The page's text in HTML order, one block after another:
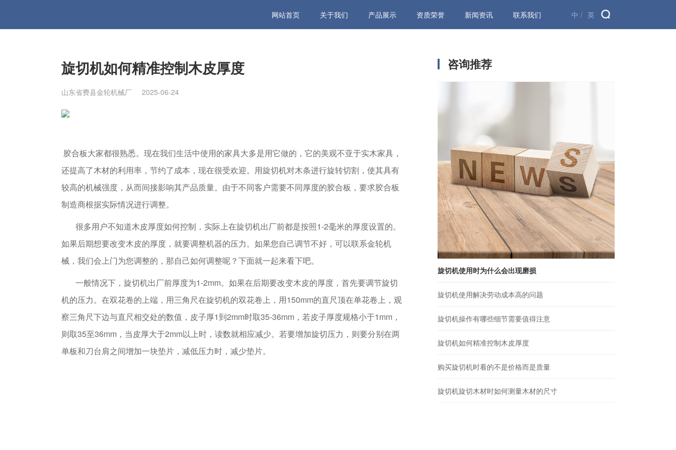
网站首页 关于我们 产品展示 资质荣誉 新闻资讯 联系我们 中 / 英
旋切机如何精准控制木皮厚度
山东省费县金轮机械厂 2025-06-24
胶合板大家都很熟悉。现在我们生活中使用的家具大多是用它做的，它的美观不亚于实木家具，
还提高了木材的利用率，节约了成本，现在很受欢迎。用旋切机对木条进行旋转切割，使其具有
较高的机械强度，从而间接影响其产品质量。由于不同客户需要不同厚度的胶合板，要求胶合板
制造商根据实际情况进行调整。
很多用户不知道木皮厚度如何控制，实际上在旋切机出厂前都是按照1-2毫米的厚度设置的。
如果后期想要改变木皮的厚度，就要调整机器的压力。如果您自己调节不好，可以联系金轮机
械，我们会上门为您调整的，那自己如何调整呢？下面就一起来看下吧。
一般情况下，旋切机出厂前厚度为1-2mm。如果在后期要改变木皮的厚度，首先要调节旋切
机的压力。在双花卷的上端，用三角尺在旋切机的双花卷上，用150mm的直尺顶在单花卷上，观
察三角尺下边与直尺相交处的数值，皮子厚1到2mm时取35-36mm，若皮子厚度规格小于1mm，
则取35至36mm，当皮厚大于2mm以上时，读数就相应减少。若要增加旋切压力，则要分别在两
单板和刀台肩之间增加一块垫片，减低压力时，减少垫片。
咨询推荐
旋切机使用时为什么会出现磨损
旋切机使用解决劳动成本高的问题
旋切机操作有哪些细节需要值得注意
旋切机如何精准控制木皮厚度
购买旋切机时看的不是价格而是质量
旋切机旋切木材时如何测量木材的尺寸